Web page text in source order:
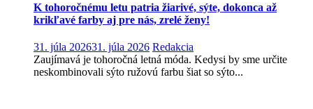
K tohoročnému letu patria žiarivé, sýte, dokonca až
krikľavé farby aj pre nás, zrelé ženy!
31. júla 202631. júla 2026 Redakcia
Zaujímavá je tohoročná letná móda. Kedysi by sme určite
neskombinovali sýto ružovú farbu šiat so sýto...